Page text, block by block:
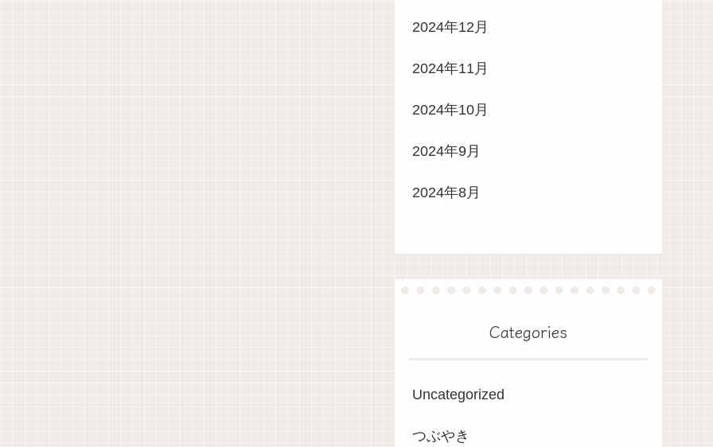
2024年12月
2024年11月
2024年10月
2024年9月
2024年8月
Categories
Uncategorized
つぶやき